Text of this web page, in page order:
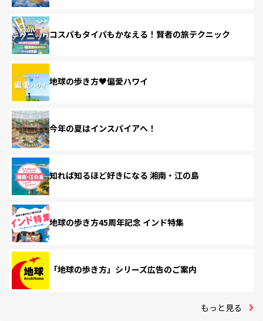
コスパもタイパもかなえる！賢者の旅テクニック
地球の歩き方♥偏愛ハワイ
今年の夏はインスパイアへ！
知れば知るほど好きになる 湘南・江の島
地球の歩き方45周年記念 インド特集
「地球の歩き方」シリーズ広告のご案内
もっと見る